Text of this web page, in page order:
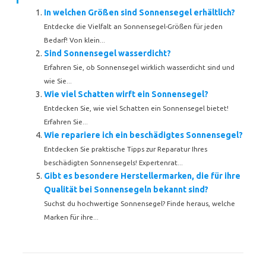
In welchen Größen sind Sonnensegel erhältlich?
Entdecke die Vielfalt an Sonnensegel-Größen für jeden
Bedarf! Von klein...
Sind Sonnensegel wasserdicht?
Erfahren Sie, ob Sonnensegel wirklich wasserdicht sind und
wie Sie...
Wie viel Schatten wirft ein Sonnensegel?
Entdecken Sie, wie viel Schatten ein Sonnensegel bietet!
Erfahren Sie...
Wie repariere ich ein beschädigtes Sonnensegel?
Entdecken Sie praktische Tipps zur Reparatur Ihres
beschädigten Sonnensegels! Expertenrat...
Gibt es besondere Herstellermarken, die für ihre
Qualität bei Sonnensegeln bekannt sind?
Suchst du hochwertige Sonnensegel? Finde heraus, welche
Marken für ihre...